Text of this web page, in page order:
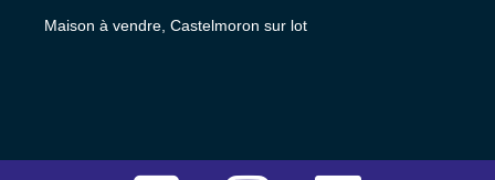
Maison à vendre, Castelmoron sur lot